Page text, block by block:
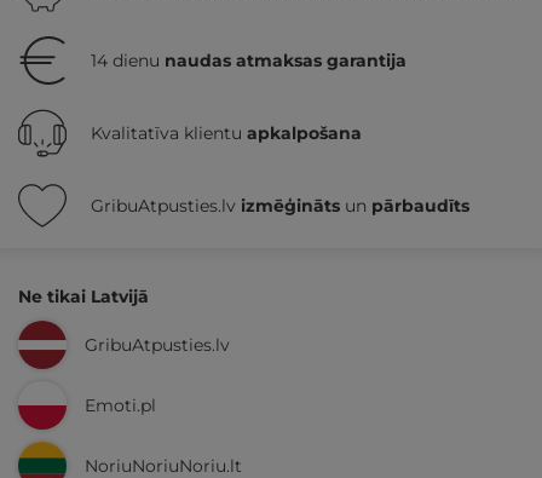
14 dienu naudas atmaksas garantija
Kvalitatīva klientu apkalpošana
GribuAtpusties.lv izmēģināts un pārbaudīts
Ne tikai Latvijā
GribuAtpusties.lv
Emoti.pl
NoriuNoriuNoriu.lt